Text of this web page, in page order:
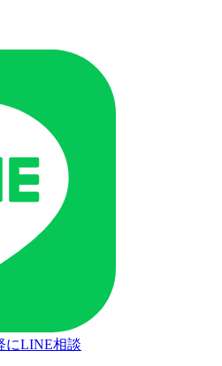
にLINE相談